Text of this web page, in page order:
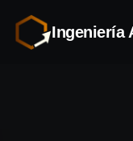
Ingeniería